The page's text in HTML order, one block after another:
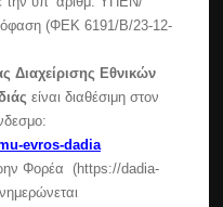
στην εκδήλωση
του Κέντρου
αργίες
(ΦΕΚ 6191/Β/23-12-
Διαχείρισης Εθνικών
είναι διαθέσιμη στον
evros-dadia
Φορέα (https://dadia-